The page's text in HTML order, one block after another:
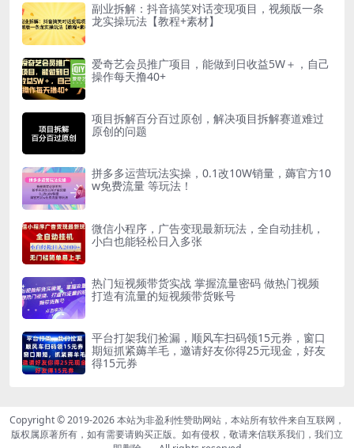
副业拆解：抖音搞笑对话变现项目，视频版一条
龙实操玩法【教程+素材】
爱奇艺会员推广项目，能做到日收益5W＋，自己
操作每天撸40+
项目拆解百分百过原创，解决项目拆解赛道难过
原创的问题
拼多多运营玩法实操，0.1改10W销量，薅官方10
w免费流量 等玩法！
微信小程序，广告变现最新玩法，全自动挂机，
小白也能轻松日入多张
热门短视频带货实战 掌握流量密码 做热门视频
打造有流量的短视频带货账号
平台打架我们捡漏，顺风车扫码领15元券，窗口
期短抓紧薅羊毛，邀请好友你得25元现金，好友
得15元券
Copyright © 2019-2026本站为非盈利性赞助网站，本站所有软件来自互联网，
版权属原著所有，如有需要请购买正版。如有侵权，敬请来信联系我们，我们立